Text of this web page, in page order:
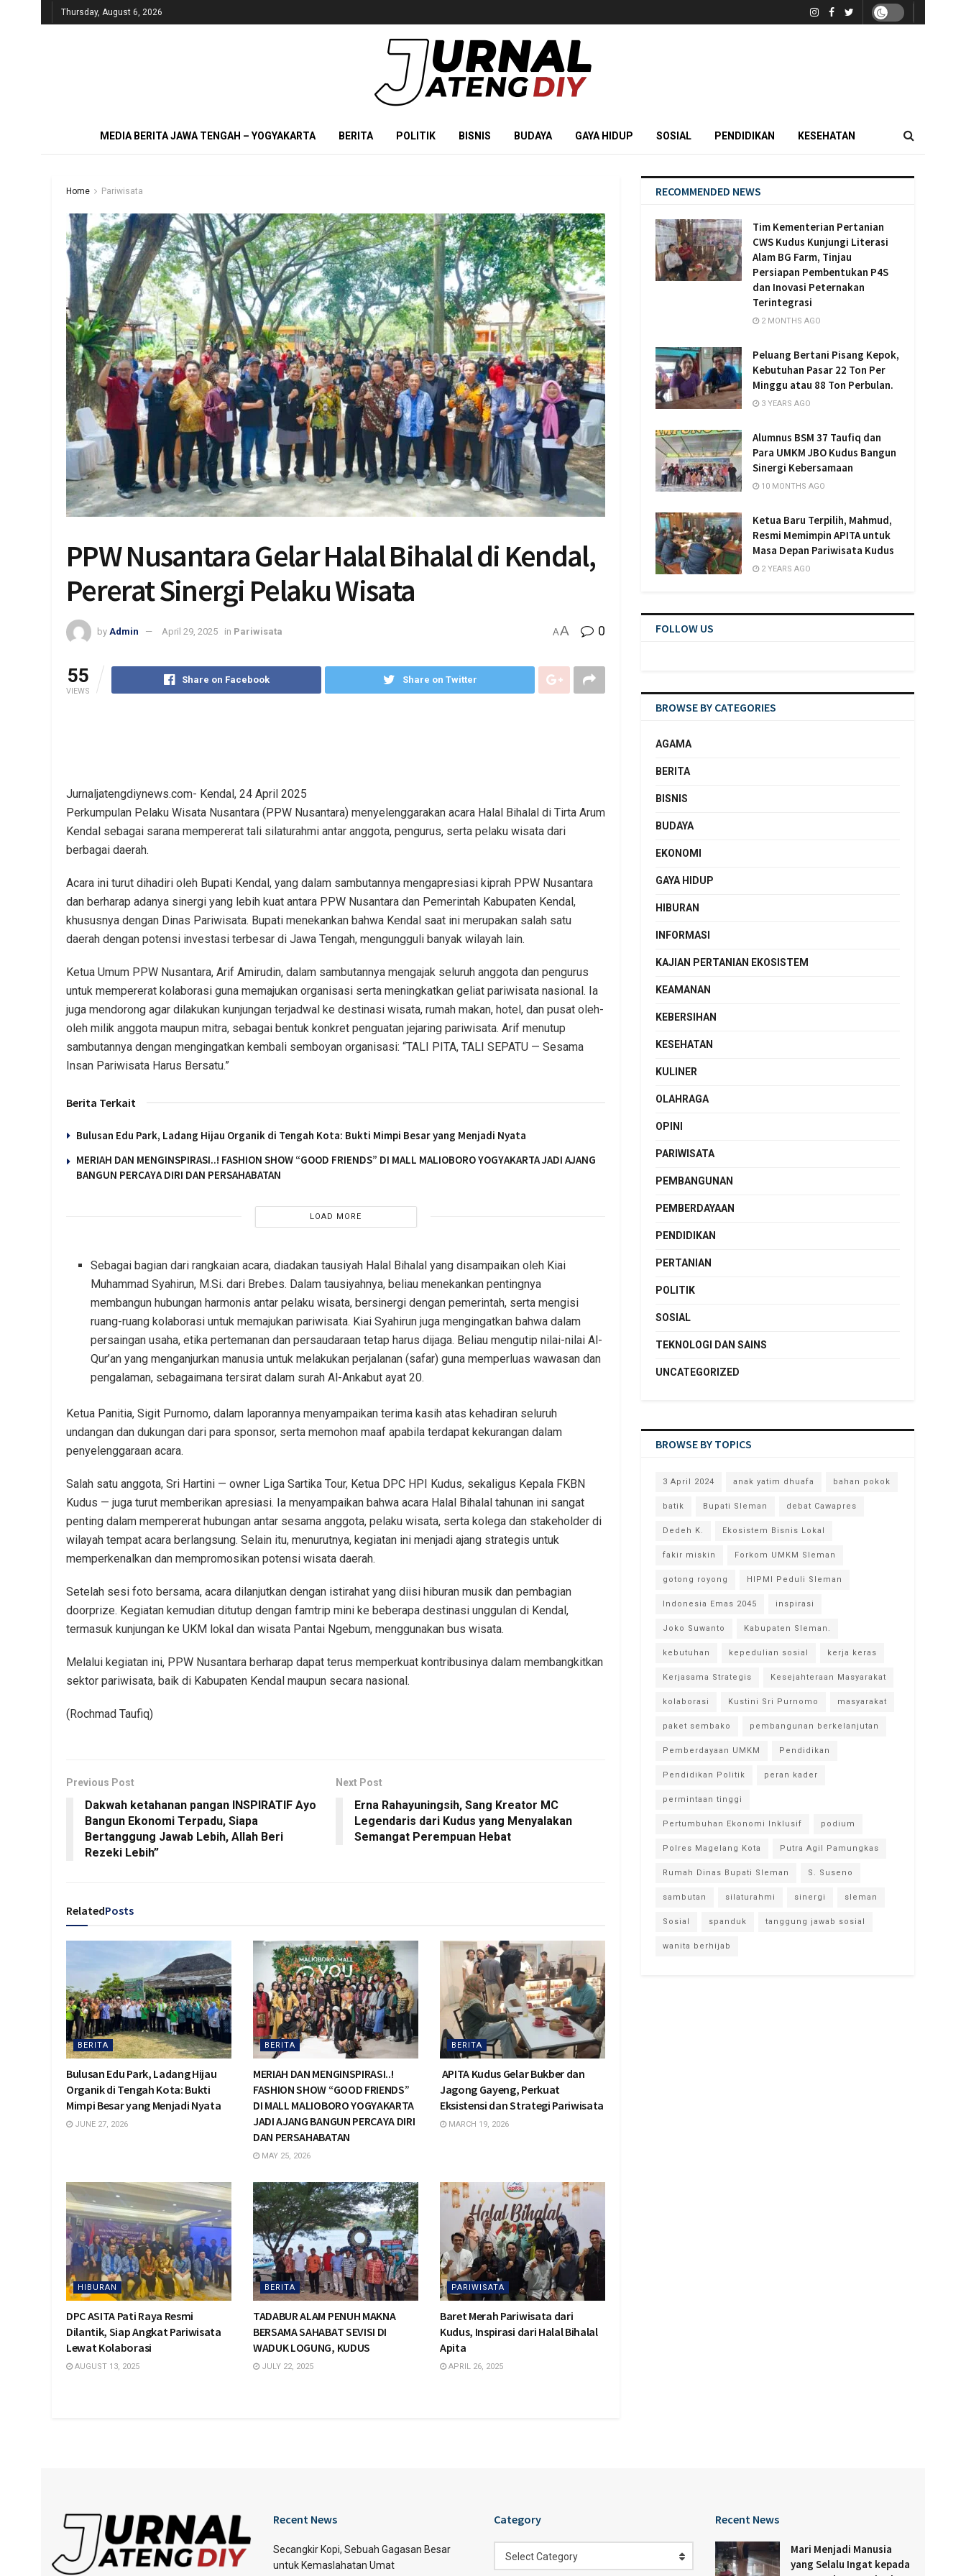
Thursday, August 6, 2026
MEDIA BERITA JAWA TENGAH – YOGYAKARTA BERITA POLITIK BISNIS BUDAYA GAYA HIDUP SOSIAL PENDIDIKAN KESEHATAN
Home Pariwisata
PPW Nusantara Gelar Halal Bihalal di Kendal,
Pererat Sinergi Pelaku Wisata
by Admin April 29, 2025 in Pariwisata AA 0
55
VIEWS
Share on Facebook Share on Twitter
Jurnaljatengdiynews.com- Kendal, 24 April 2025
Perkumpulan Pelaku Wisata Nusantara (PPW Nusantara) menyelenggarakan acara Halal Bihalal di Tirta Arum
Kendal sebagai sarana mempererat tali silaturahmi antar anggota, pengurus, serta pelaku wisata dari
berbagai daerah.
Acara ini turut dihadiri oleh Bupati Kendal, yang dalam sambutannya mengapresiasi kiprah PPW Nusantara
dan berharap adanya sinergi yang lebih kuat antara PPW Nusantara dan Pemerintah Kabupaten Kendal,
khususnya dengan Dinas Pariwisata. Bupati menekankan bahwa Kendal saat ini merupakan salah satu
daerah dengan potensi investasi terbesar di Jawa Tengah, mengungguli banyak wilayah lain.
Ketua Umum PPW Nusantara, Arif Amirudin, dalam sambutannya mengajak seluruh anggota dan pengurus
untuk mempererat kolaborasi guna memajukan organisasi serta meningkatkan geliat pariwisata nasional. Ia
juga mendorong agar dilakukan kunjungan terjadwal ke destinasi wisata, rumah makan, hotel, dan pusat oleh-
oleh milik anggota maupun mitra, sebagai bentuk konkret penguatan jejaring pariwisata. Arif menutup
sambutannya dengan mengingatkan kembali semboyan organisasi: “TALI PITA, TALI SEPATU — Sesama
Insan Pariwisata Harus Bersatu.”
Berita Terkait
Bulusan Edu Park, Ladang Hijau Organik di Tengah Kota: Bukti Mimpi Besar yang Menjadi Nyata
MERIAH DAN MENGINSPIRASI..! FASHION SHOW “GOOD FRIENDS” DI MALL MALIOBORO YOGYAKARTA JADI AJANG
BANGUN PERCAYA DIRI DAN PERSAHABATAN
LOAD MORE
Sebagai bagian dari rangkaian acara, diadakan tausiyah Halal Bihalal yang disampaikan oleh Kiai
Muhammad Syahirun, M.Si. dari Brebes. Dalam tausiyahnya, beliau menekankan pentingnya
membangun hubungan harmonis antar pelaku wisata, bersinergi dengan pemerintah, serta mengisi
ruang-ruang kolaborasi untuk memajukan pariwisata. Kiai Syahirun juga mengingatkan bahwa dalam
persaingan usaha, etika pertemanan dan persaudaraan tetap harus dijaga. Beliau mengutip nilai-nilai Al-
Qur’an yang menganjurkan manusia untuk melakukan perjalanan (safar) guna memperluas wawasan dan
pengalaman, sebagaimana tersirat dalam surah Al-Ankabut ayat 20.
Ketua Panitia, Sigit Purnomo, dalam laporannya menyampaikan terima kasih atas kehadiran seluruh
undangan dan dukungan dari para sponsor, serta memohon maaf apabila terdapat kekurangan dalam
penyelenggaraan acara.
Salah satu anggota, Sri Hartini — owner Liga Sartika Tour, Ketua DPC HPI Kudus, sekaligus Kepala FKBN
Kudus — juga turut memberikan apresiasi. Ia menyampaikan bahwa acara Halal Bihalal tahunan ini sangat
penting dalam mempererat hubungan antar sesama anggota, pelaku wisata, serta kolega dan stakeholder di
wilayah tempat acara berlangsung. Selain itu, menurutnya, kegiatan ini menjadi ajang strategis untuk
memperkenalkan dan mempromosikan potensi wisata daerah.
Setelah sesi foto bersama, acara dilanjutkan dengan istirahat yang diisi hiburan musik dan pembagian
doorprize. Kegiatan kemudian ditutup dengan famtrip mini ke beberapa destinasi unggulan di Kendal,
termasuk kunjungan ke UKM lokal dan wisata Pantai Ngebum, menggunakan bus wisata.
Melalui kegiatan ini, PPW Nusantara berharap dapat terus memperkuat kontribusinya dalam membangkitkan
sektor pariwisata, baik di Kabupaten Kendal maupun secara nasional.
(Rochmad Taufiq)
Previous Post
Dakwah ketahanan pangan INSPIRATIF Ayo
Bangun Ekonomi Terpadu, Siapa
Bertanggung Jawab Lebih, Allah Beri
Rezeki Lebih”
Next Post
Erna Rahayuningsih, Sang Kreator MC
Legendaris dari Kudus yang Menyalakan
Semangat Perempuan Hebat
RelatedPosts
BERITA
Bulusan Edu Park, Ladang Hijau
Organik di Tengah Kota: Bukti
Mimpi Besar yang Menjadi Nyata
JUNE 27, 2026
BERITA
MERIAH DAN MENGINSPIRASI..!
FASHION SHOW “GOOD FRIENDS”
DI MALL MALIOBORO YOGYAKARTA
JADI AJANG BANGUN PERCAYA DIRI
DAN PERSAHABATAN
MAY 25, 2026
BERITA
APITA Kudus Gelar Bukber dan
Jagong Gayeng, Perkuat
Eksistensi dan Strategi Pariwisata
MARCH 19, 2026
HIBURAN
DPC ASITA Pati Raya Resmi
Dilantik, Siap Angkat Pariwisata
Lewat Kolaborasi
AUGUST 13, 2025
BERITA
TADABUR ALAM PENUH MAKNA
BERSAMA SAHABAT SEVISI DI
WADUK LOGUNG, KUDUS
JULY 22, 2025
PARIWISATA
Baret Merah Pariwisata dari
Kudus, Inspirasi dari Halal Bihalal
Apita
APRIL 26, 2025
RECOMMENDED NEWS
Tim Kementerian Pertanian
CWS Kudus Kunjungi Literasi
Alam BG Farm, Tinjau
Persiapan Pembentukan P4S
dan Inovasi Peternakan
Terintegrasi
2 MONTHS AGO
Peluang Bertani Pisang Kepok,
Kebutuhan Pasar 22 Ton Per
Minggu atau 88 Ton Perbulan.
3 YEARS AGO
Alumnus BSM 37 Taufiq dan
Para UMKM JBO Kudus Bangun
Sinergi Kebersamaan
10 MONTHS AGO
Ketua Baru Terpilih, Mahmud,
Resmi Memimpin APITA untuk
Masa Depan Pariwisata Kudus
2 YEARS AGO
FOLLOW US
BROWSE BY CATEGORIES
AGAMA
BERITA
BISNIS
BUDAYA
EKONOMI
GAYA HIDUP
HIBURAN
INFORMASI
KAJIAN PERTANIAN EKOSISTEM
KEAMANAN
KEBERSIHAN
KESEHATAN
KULINER
OLAHRAGA
OPINI
PARIWISATA
PEMBANGUNAN
PEMBERDAYAAN
PENDIDIKAN
PERTANIAN
POLITIK
SOSIAL
TEKNOLOGI DAN SAINS
UNCATEGORIZED
BROWSE BY TOPICS
3 April 2024 anak yatim dhuafa bahan pokok
batik Bupati Sleman debat Cawapres
Dedeh K. Ekosistem Bisnis Lokal
fakir miskin Forkom UMKM Sleman
gotong royong HIPMI Peduli Sleman
Indonesia Emas 2045 inspirasi
Joko Suwanto Kabupaten Sleman.
kebutuhan kepedulian sosial kerja keras
Kerjasama Strategis Kesejahteraan Masyarakat
kolaborasi Kustini Sri Purnomo masyarakat
paket sembako pembangunan berkelanjutan
Pemberdayaan UMKM Pendidikan
Pendidikan Politik peran kader
permintaan tinggi
Pertumbuhan Ekonomi Inklusif podium
Polres Magelang Kota Putra Agil Pamungkas
Rumah Dinas Bupati Sleman S. Suseno
sambutan silaturahmi sinergi sleman
Sosial spanduk tanggung jawab sosial
wanita berhijab
Recent News
Secangkir Kopi, Sebuah Gagasan Besar
untuk Kemaslahatan Umat
Category
Select Category
Recent News
Mari Menjadi Manusia
yang Selalu Ingat kepada